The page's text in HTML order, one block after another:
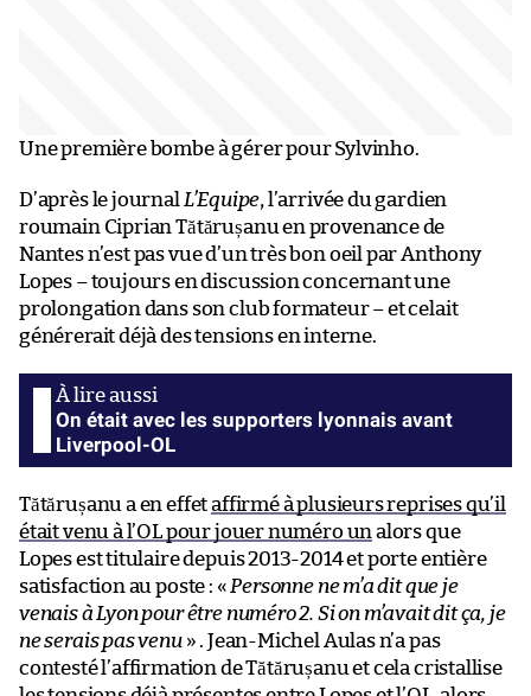
Une première bombe à gérer pour Sylvinho.
D’après le journal L’Equipe, l’arrivée du gardien
roumain Ciprian Tătărușanu en provenance de
Nantes n’est pas vue d’un très bon oeil par Anthony
Lopes – toujours en discussion concernant une
prolongation dans son club formateur – et celait
générerait déjà des tensions en interne.
On était avec les supporters lyonnais avant
Liverpool-OL
Tătărușanu a en effetaffirmé à plusieurs reprises qu’il
était venu à l’OL pour jouer numéro un alors que
Lopes est titulaire depuis 2013-2014 et porte entière
satisfaction au poste : « Personne ne m’a dit que je
venais à Lyon pour être numéro 2. Si on m’avait dit ça, je
ne serais pas venu» . Jean-Michel Aulas n’a pas
contesté l’affirmation de Tătărușanu et cela cristallise